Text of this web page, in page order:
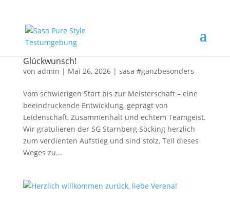
Glückwunsch!
von admin | Mai 26, 2026| sasa #ganzbesonders
Vom schwierigen Start bis zur Meisterschaft – eine
beeindruckende Entwicklung, geprägt von
Leidenschaft, Zusammenhalt und echtem Teamgeist.
Wir gratulieren der SG Starnberg Söcking herzlich
zum verdienten Aufstieg und sind stolz, Teil dieses
Weges zu...